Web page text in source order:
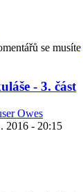
se musíte
- 3. část
2016 - 20:15